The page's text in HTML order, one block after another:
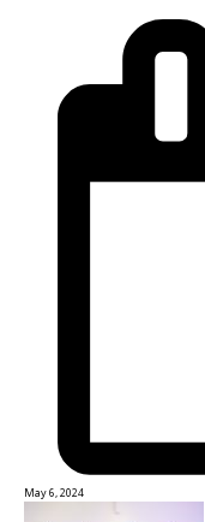
May 6, 2024